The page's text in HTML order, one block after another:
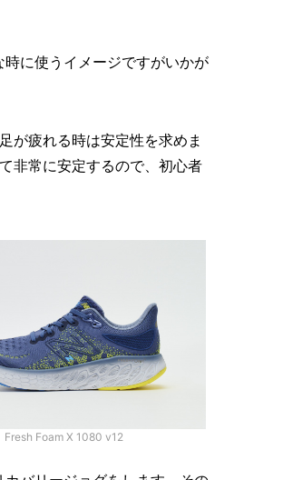
に使うイメージですがいかが
が疲れる時は安定性を求めま
非常に安定するので、初心者
Fresh Foam X 1080 v12